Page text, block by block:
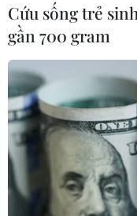
#Đảo Hòn Tằm #Xa
Cứu sống trẻ
gần 700 gram